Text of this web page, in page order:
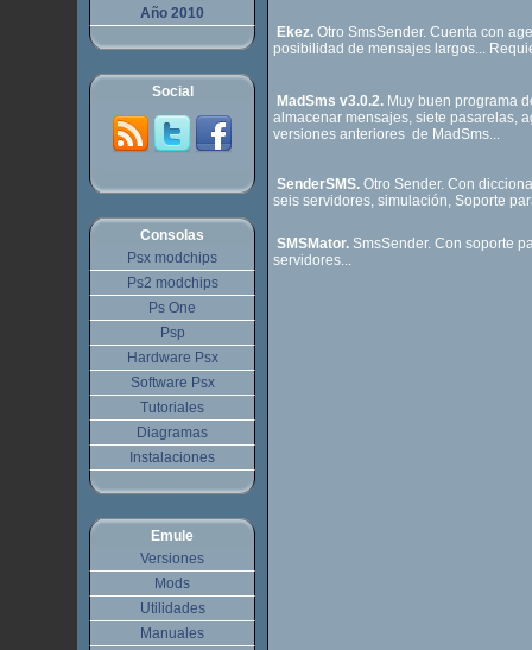
Año 2010
Social
Consolas
Psx modchips
Ps2 modchips
Ps One
Psp
Hardware Psx
Software Psx
Tutoriales
Diagramas
Instalaciones
Emule
Versiones
Mods
Utilidades
Manuales
Ekez. Otro SmsSender. Cuenta con
posibilidad de mensajes largos...
MadSms v3.0.2. Muy buen programa
almacenar mensajes, siete pasarelas,
versiones anteriores de MadSms...
SenderSMS. Otro Sender. Con
seis servidores, simulación, Soporte
SMSMator. SmsSender. Con soporte
servidores...